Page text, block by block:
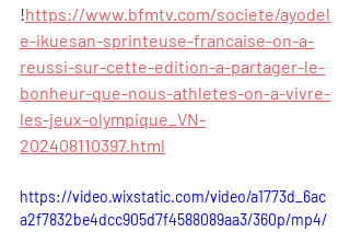
!https://www.bfmtv.com/societe/ayodel
e-ikuesan-sprinteuse-francaise-on-a-
reussi-sur-cette-edition-a-partager-le-
bonheur-que-nous-athletes-on-a-vivre-
les-jeux-olympique_VN-
202408110397.html
https://video.wixstatic.com/video/a1773d_6ac
a2f7832be4dcc905d7f4588089aa3/360p/mp4/